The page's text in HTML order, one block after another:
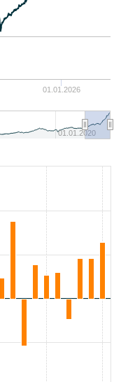
01.01.2026
01.01.2020